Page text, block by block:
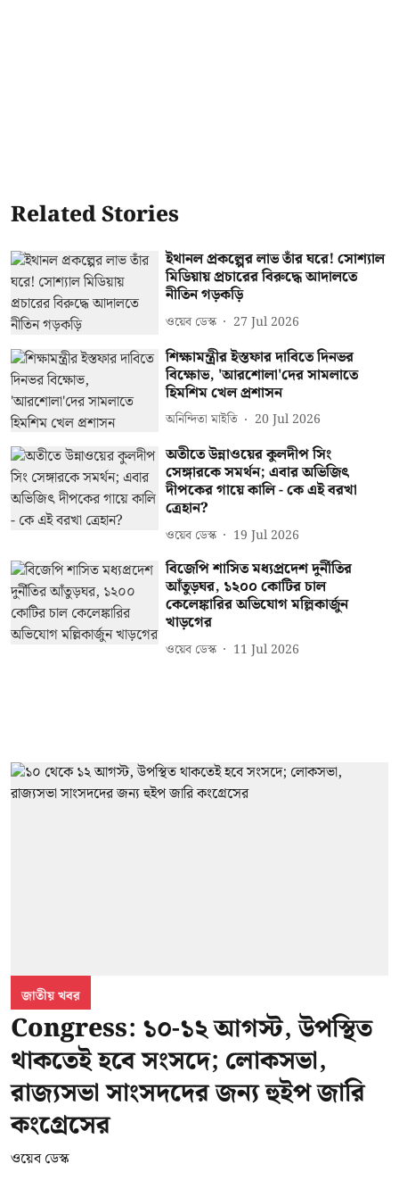
Related Stories
ইথানল প্রকল্পের লাভ তাঁর ঘরে! সোশ্যাল
মিডিয়ায় প্রচারের বিরুদ্ধে আদালতে
নীতিন গড়কড়ি
ওয়েব ডেস্ক 27 Jul 2026
শিক্ষামন্ত্রীর ইস্তফার দাবিতে দিনভর
বিক্ষোভ, 'আরশোলা'দের সামলাতে
হিমশিম খেল প্রশাসন
অনিন্দিতা মাইতি 20 Jul 2026
অতীতে উন্নাওয়ের কুলদীপ সিং
সেঙ্গারকে সমর্থন; এবার অভিজিৎ
দীপকের গায়ে কালি - কে এই বরখা
ত্রেহান?
ওয়েব ডেস্ক 19 Jul 2026
বিজেপি শাসিত মধ্যপ্রদেশ দুর্নীতির
আঁতুড়ঘর, ১২০০ কোটির চাল
কেলেঙ্কারির অভিযোগ মল্লিকার্জুন
খাড়গের
ওয়েব ডেস্ক 11 Jul 2026
জাতীয় খবর
Congress: ১০-১২ আগস্ট, উপস্থিত
থাকতেই হবে সংসদে; লোকসভা,
রাজ্যসভা সাংসদদের জন্য হুইপ জারি
কংগ্রেসের
ওয়েব ডেস্ক